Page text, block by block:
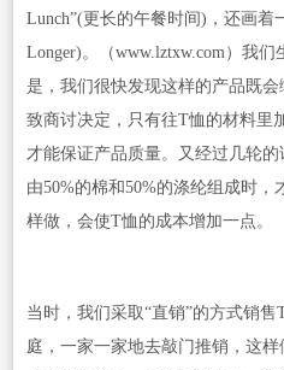
Lunch”(更长的午餐时间)，还画着
Longer)。（www.lztxw.com）我
是，我们很快发现这样的产品既
致商讨决定，只有往T恤的材料里
才能保证产品质量。又经过几轮
由50%的棉和50%的涤纶组成时
样做，会使T恤的成本增加一点。
当时，我们采取“直销”的方式销
庭，一家一家地去敲门推销，这